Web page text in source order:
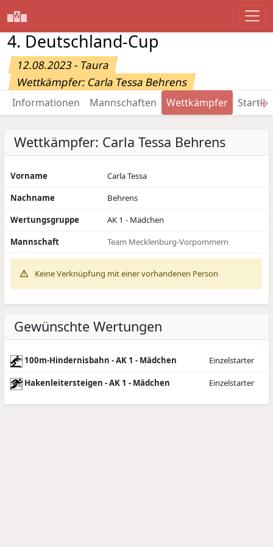
4. Deutschland-Cup
12.08.2023 - Taura
Wettkämpfer: Carla Tessa Behrens
Informationen Mannschaften Wettkämpfer →
Wettkämpfer: Carla Tessa Behrens
Vorname
Carla Tessa
Nachname
Behrens
Wertungsgruppe
AK 1 - Mädchen
Mannschaft
Team Mecklenburg-Vorpommern
Keine Verknüpfung mit einer vorhandenen Person
Gewünschte Wertungen
100m-Hindernisbahn - AK 1 - Mädchen Einzelstarter
Hakenleitersteigen - AK 1 - Mädchen Einzelstarter